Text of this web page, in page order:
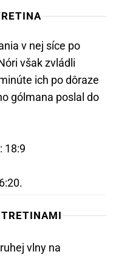
v nej síce po
však zvládli
ich po dôraze
gólmana poslal do
18:9
TRETINAMI
vlny na